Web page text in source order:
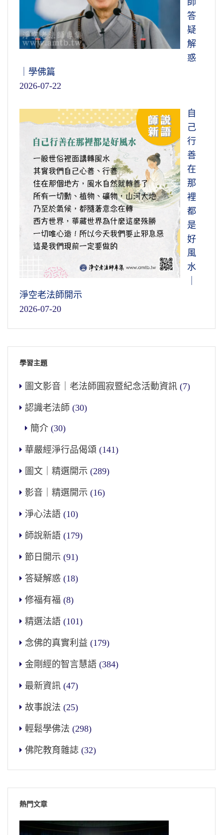
答
疑
解
惑
｜學佛篇
2026-07-22
自
己
行
善
在
那
裡
都
是
好
風
水
淨空老法師開示
2026-07-20
學習主題
圖文影音｜老法師圓寂暨紀念活動資訊 (7)
認識老法師 (30)
簡介 (30)
華嚴經淨行品偈頌 (141)
圖文｜精選開示 (289)
影音｜精選開示 (16)
淨心法語 (10)
師說新語 (179)
節日開示 (91)
答疑解惑 (18)
修福有福 (8)
精選法語 (101)
念佛的真實利益 (179)
金剛經的智言慧語 (384)
最新資訊 (47)
故事說法 (25)
輕鬆學佛法 (298)
佛陀教育雜誌 (32)
熱門文章